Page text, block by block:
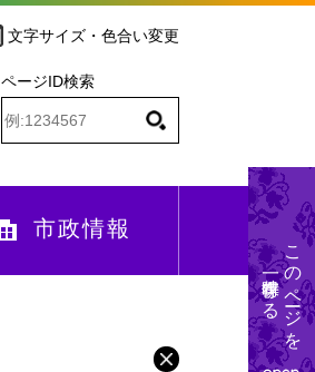
文字サイズ・色合い変更
ページID検索
市政情報
このページを
一時保存する